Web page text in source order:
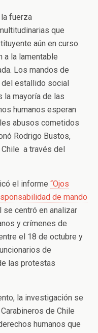
fuerza
que
aún en curso.
a la lamentable
Los mandos de
del estallido social
la mayoría de las
humanos esperan
abusos cometidos
Rodrigo Bustos,
a través del
el informe “Ojos
de mando
se centró en analizar
y crímenes de
el 18 de octubre y
de
las protestas
la investigación se
de Chile
humanos que